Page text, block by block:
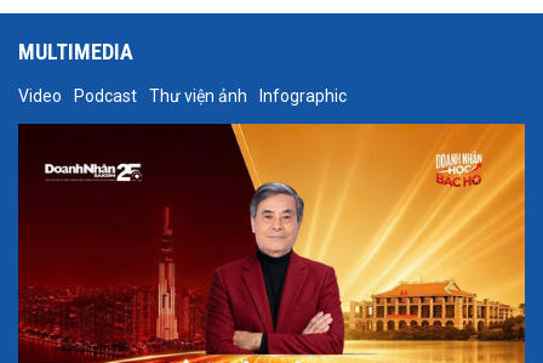
MULTIMEDIA
Video Podcast Thư viện ảnh Infographic